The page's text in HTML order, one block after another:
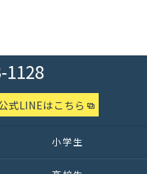
1128
式LINEはこちら
小学生